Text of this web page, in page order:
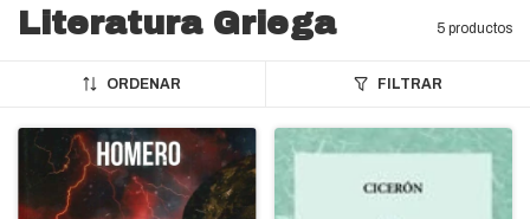
Literatura Griega 5 productos
ORDENAR FILTRAR